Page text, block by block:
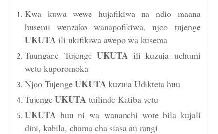
Kwa kuwa wewe hujafikiwa na ndio maana
husemi wenzako wanapofikiwa, njoo tujenge
UKUTA ili ukifikiwa awepo wa kusema
Tuungane TujengeUKUTA ili kuzuia uchumi
wetu kuporomoka
Njoo Tujenge UKUTA kuzuia Udikteta huu
Tujenge UKUTA tuilinde Katiba yetu
UKUTAhuu ni wa wananchi wote bila kujali
dini, kabila, chama cha siasa au rangi